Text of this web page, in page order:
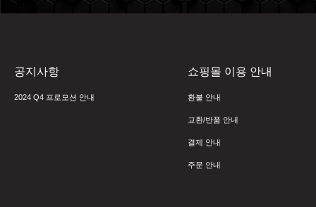
공지사항
2024 Q4 프로모션 안내
쇼핑몰 이용 안내
환불 안내
교환/반품 안내
결제 안내
주문 안내